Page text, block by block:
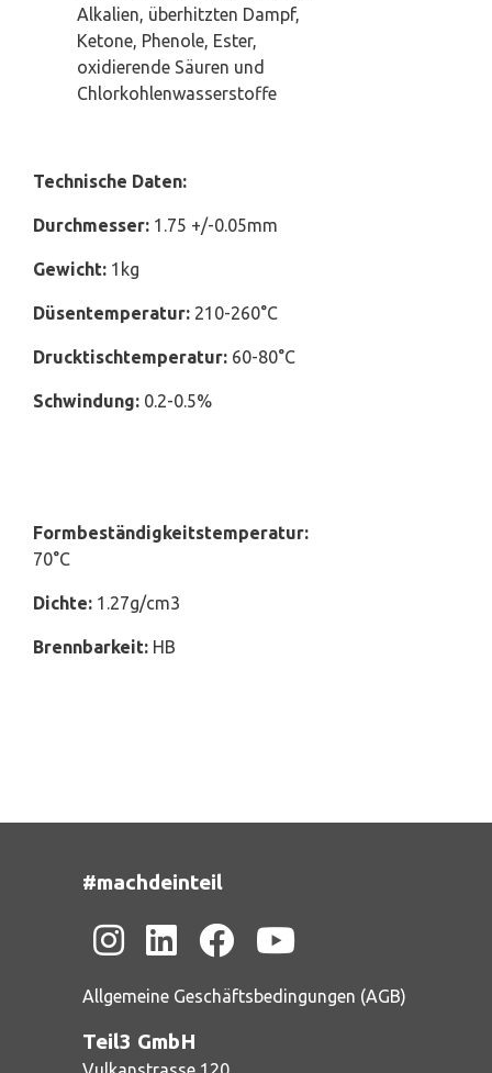
Alkalien, überhitzten Dampf,
Ketone, Phenole, Ester,
oxidierende Säuren und
Chlorkohlenwasserstoffe
Technische Daten:
Durchmesser: 1.75 +/-0.05mm
Gewicht: 1kg
Düsentemperatur: 210-260°C
Drucktischtemperatur: 60-80°C
Schwindung: 0.2-0.5%
Formbeständigkeitstemperatur:
70°C
Dichte: 1.27g/cm3
Brennbarkeit: HB
#machdeinteil
Allgemeine Geschäftsbedingungen (AGB)
Teil3 GmbH